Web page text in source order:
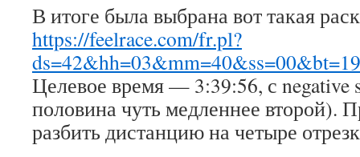
В итоге была выбрана вот такая
https://feelrace.com/fr.pl?
Целевое время — 3:39:56, с negative
половина чуть медленнее второй).
разбить дистанцию на четыре